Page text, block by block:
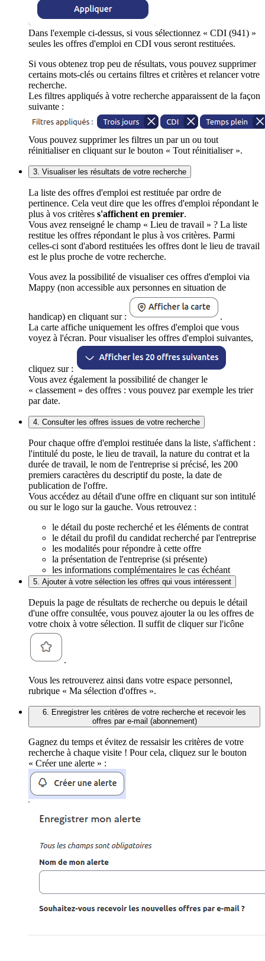
Dans l'exemple ci-dessus, si vous sélectionnez « CDI (941) »
seules les offres d'emploi en CDI vous seront restituées.
Si vous obtenez trop peu de résultats, vous pouvez supprimer
certains mots-clés ou certains filtres et critères et relancer votre
recherche.
Les filtres appliqués à votre recherche apparaissent de la façon
suivante :
Vous pouvez supprimer les filtres un par un ou tout
réinitialiser en cliquant sur le bouton « Tout réinitialiser ».
3. Visualiser les résultats de votre recherche
La liste des offres d'emploi est restituée par ordre de
pertinence. Cela veut dire que les offres d'emploi répondant le
plus à vos critères s'affichent en premier.
Vous avez renseigné le champ « Lieu de travail » ? La liste
restitue les offres répondant le plus à vos critères. Parmi
celles-ci sont d'abord restituées les offres dont le lieu de travail
est le plus proche de votre recherche.
Vous avez la possibilité de visualiser ces offres d'emploi via
Mappy (non accessible aux personnes en situation de
handicap) en cliquant sur :
.
La carte affiche uniquement les offres d'emploi que vous
voyez à l'écran. Pour visualiser les offres d'emploi suivantes,
cliquez sur :
Vous avez également la possibilité de changer le
« classement » des offres : vous pouvez par exemple les trier
par date.
4. Consulter les offres issues de votre recherche
Pour chaque offre d'emploi restituée dans la liste, s'affichent :
l'intitulé du poste, le lieu de travail, la nature du contrat et la
durée de travail, le nom de l'entreprise si précisé, les 200
premiers caractères du descriptif du poste, la date de
publication de l'offre.
Vous accédez au détail d'une offre en cliquant sur son intitulé
ou sur le logo sur la gauche. Vous retrouvez :
le détail du poste recherché et les éléments de contrat
le détail du profil du candidat recherché par l'entreprise
les modalités pour répondre à cette offre
la présentation de l'entreprise (si présente)
les informations complémentaires le cas échéant
5. Ajouter à votre sélection les offres qui vous intéressent
Depuis la page de résultats de recherche ou depuis le détail
d'une offre consultée, vous pouvez ajouter la ou les offres de
votre choix à votre sélection. Il suffit de cliquer sur l'icône
.
Vous les retrouverez ainsi dans votre espace personnel,
rubrique « Ma sélection d'offres ».
6. Enregistrer les critères de votre recherche et recevoir les
offres par e-mail (abonnement)
Gagnez du temps et évitez de ressaisir les critères de votre
recherche à chaque visite ! Pour cela, cliquez sur le bouton
« Créer une alerte » :